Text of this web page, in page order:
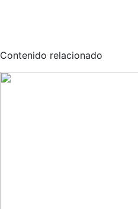
Contenido relacionado